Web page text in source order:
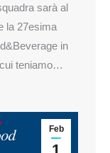
sarà al
la 27esima
in
teniamo…
Feb